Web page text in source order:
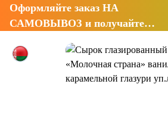
Оформляйте заказ НА
САМОВЫВОЗ и получайте